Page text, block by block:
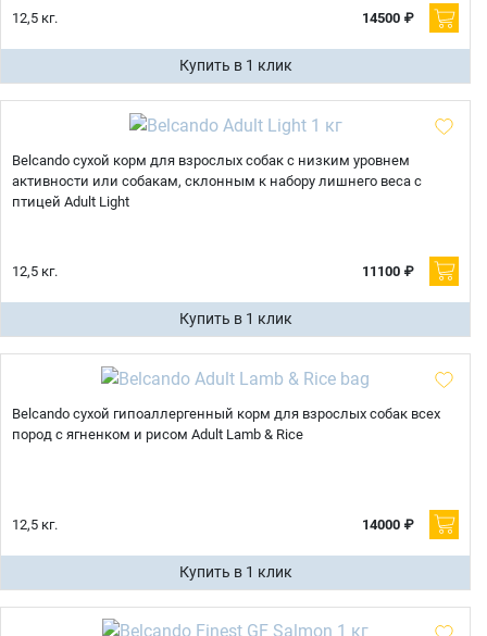
12,5 кг. 14500 ₽
Купить в 1 клик
Belcando сухой корм для взрослых собак с низким уровнем
активности или собакам, склонным к набору лишнего веса с
птицей Adult Light
12,5 кг. 11100 ₽
Купить в 1 клик
Belcando сухой гипоаллергенный корм для взрослых собак всех
пород с ягненком и рисом Adult Lamb & Rice
12,5 кг. 14000 ₽
Купить в 1 клик